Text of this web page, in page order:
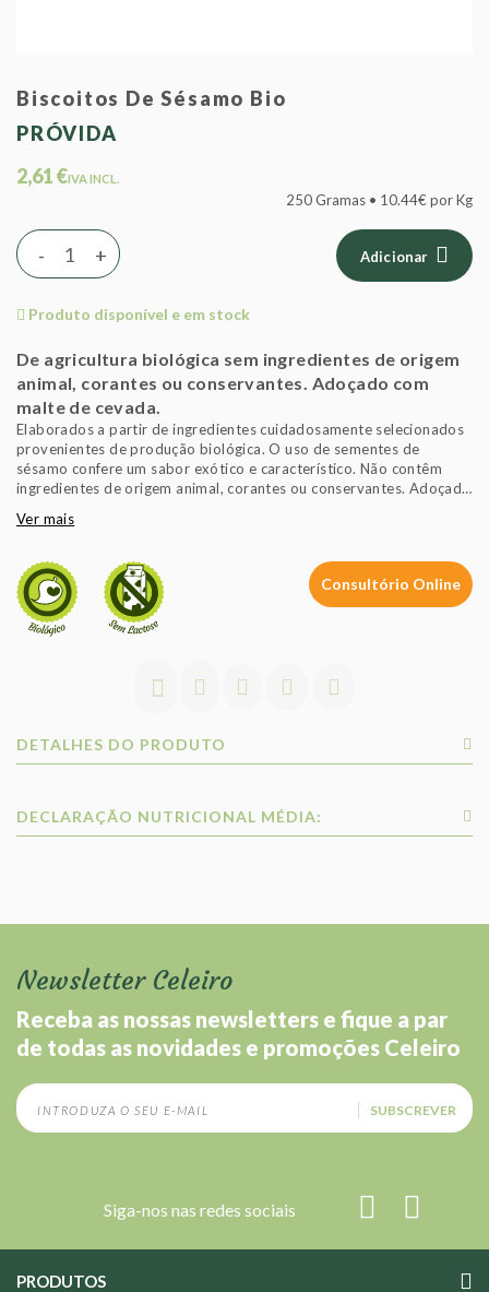
Biscoitos De Sésamo Bio
PRÓVIDA
2,61 €IVA INCL.
250 Gramas • 10.44€ por Kg
+
- Adicionar
Produto disponível e em stock
De agricultura biológica sem ingredientes de origem
animal, corantes ou conservantes. Adoçado com
malte de cevada.
Elaborados a partir de ingredientes cuidadosamente selecionados
provenientes de produção biológica. O uso de sementes de
sésamo confere um sabor exótico e característico. Não contêm
ingredientes de origem animal, corantes ou conservantes. Adoçado
Ver mais
Consultório Online
DETALHES DO PRODUTO
DECLARAÇÃO NUTRICIONAL MÉDIA:
Newsletter Celeiro
Receba as nossas newsletters e fique a par
de todas as novidades e promoções Celeiro
SUBSCREVER
Siga-nos nas redes sociais
PRODUTOS